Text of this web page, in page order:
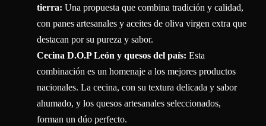
tierra: Una propuesta que combina tradición y calidad,
con panes artesanales y aceites de oliva virgen extra que
destacan por su pureza y sabor.
Cecina D.O.P León y quesos del país: Esta
combinación es un homenaje a los mejores productos
nacionales. La cecina, con su textura delicada y sabor
ahumado, y los quesos artesanales seleccionados,
forman un dúo perfecto.